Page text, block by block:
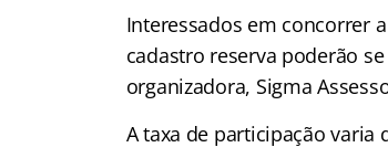
Interessados em concorrer
cadastro reserva poderão
organizadora, Sigma
A taxa de participação varia